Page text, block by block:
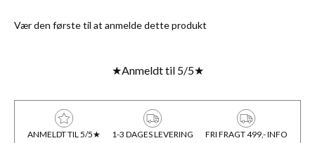
Vær den første til at anmelde dette produkt
★Anmeldt til 5/5★
ANMELDT TIL 5/5★ 1-3 DAGES LEVERING FRI FRAGT 499,- INFO